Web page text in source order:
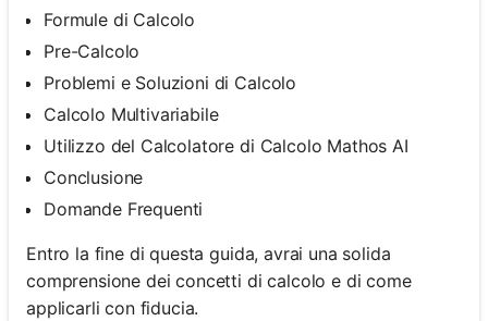
Formule di Calcolo
Pre-Calcolo
Problemi e Soluzioni di Calcolo
Calcolo Multivariabile
Utilizzo del Calcolatore di Calcolo Mathos AI
Conclusione
Domande Frequenti
Entro la fine di questa guida, avrai una solida
comprensione dei concetti di calcolo e di come
applicarli con fiducia.